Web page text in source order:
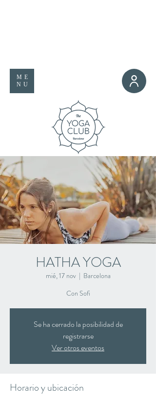
ME
NU
HATHA YOGA
mié, 17 nov
  |
Barcelona
Con Sofi
Se ha cerrado la posibilidad de
registrarse
Ver otros eventos
Horario y ubicación